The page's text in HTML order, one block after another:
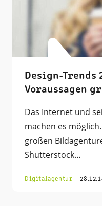
Design-Trends
Voraussagen
Das Internet und
machen es
großen
Shutterstock…
Digitalagentur